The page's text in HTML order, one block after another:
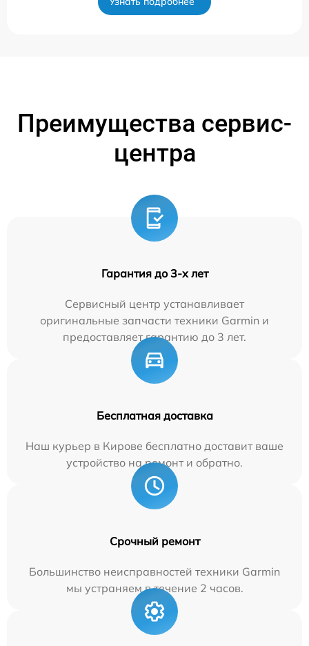
Преимущества сервис-
центра
Гарантия до 3-х лет
Сервисный центр устанавливает
оригинальные запчасти техники Garmin и
предоставляет гарантию до 3 лет.
Бесплатная доставка
Наш курьер в Кирове бесплатно доставит ваше
устройство на ремонт и обратно.
Срочный ремонт
Большинство неисправностей техники Garmin
мы устраняем в течение 2 часов.